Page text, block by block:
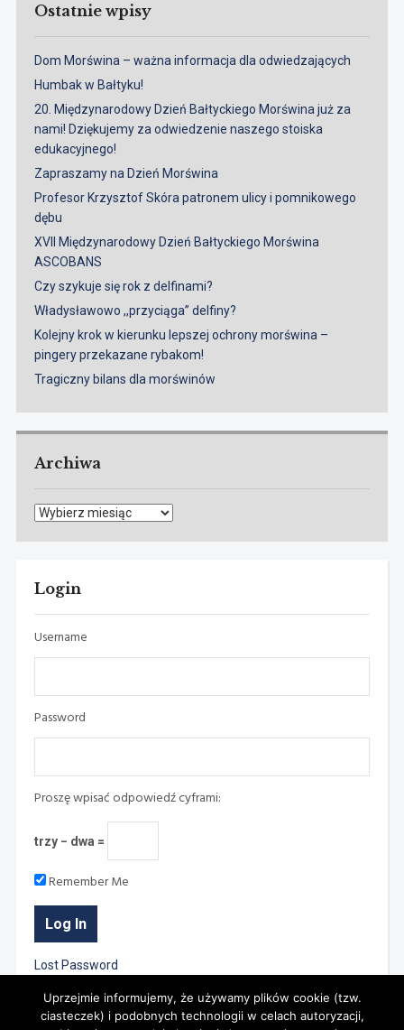
Ostatnie wpisy
Dom Morświna – ważna informacja dla odwiedzających
Humbak w Bałtyku!
20. Międzynarodowy Dzień Bałtyckiego Morświna już za
nami! Dziękujemy za odwiedzenie naszego stoiska
edukacyjnego!
Zapraszamy na Dzień Morświna
Profesor Krzysztof Skóra patronem ulicy i pomnikowego
dębu
XVII Międzynarodowy Dzień Bałtyckiego Morświna
ASCOBANS
Czy szykuje się rok z delfinami?
Władysławowo ,,przyciąga” delfiny?
Kolejny krok w kierunku lepszej ochrony morświna –
pingery przekazane rybakom!
Tragiczny bilans dla morświnów
Archiwa
Archiwa
Login
Username
Password
Proszę wpisać odpowiedź cyframi:
trzy − dwa =
Remember Me
Lost Password
Uprzejmie informujemy, że używamy plików cookie (tzw.
ciasteczek) i podobnych technologii w celach autoryzacji,